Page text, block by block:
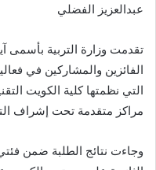
عبدالعزيز الفضلي
تقدمت وزارة التربية بأسمى
مراكز متقدمة تحت إشراف